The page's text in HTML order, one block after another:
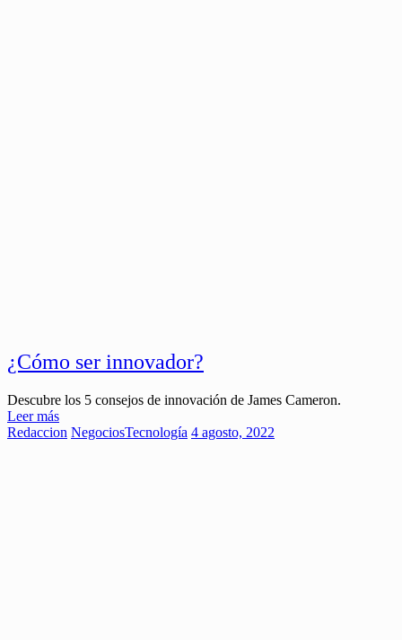
¿Cómo ser innovador?
Descubre los 5 consejos de innovación de James Cameron.
Leer más
Redaccion NegociosTecnología 4 agosto, 2022